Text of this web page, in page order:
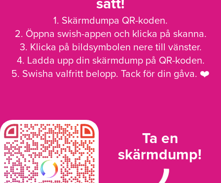
sätt!
1. Skärmdumpa QR-koden.
2. Öppna swish-appen och klicka på skanna.
3. Klicka på bildsymbolen nere till vänster.
4. Ladda upp din skärmdump på QR-koden.
5. Swisha valfritt belopp. Tack för din gåva. ❤️
Ta en
skärmdump!